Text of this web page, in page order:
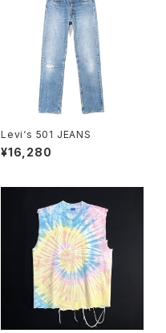
Levi‘s 501 JEANS
¥16,280